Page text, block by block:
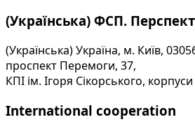
(Українська) ФСП.
(Українська) Україна, м. Київ,
проспект Перемоги, 37,
КПІ ім. Ігоря Сікорського,
International cooperation